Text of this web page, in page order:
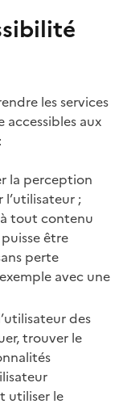
les services
aux
la perception
;
tout contenu
être
perte
avec une
des
trouver le
utiliser le